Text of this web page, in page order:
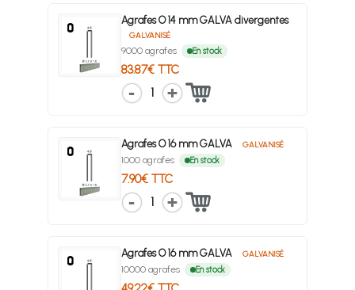
Agrafes O 14 mm GALVA divergentes
GALVANISÉ
9000 agrafes En stock
83.87€ TTC
1
Agrafes O 16 mm GALVA GALVANISÉ
1000 agrafes En stock
7.90€ TTC
1
Agrafes O 16 mm GALVA GALVANISÉ
10000 agrafes En stock